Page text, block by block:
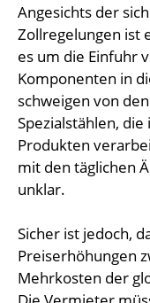
Angesichts der
Zollregelungen ist
es um die Einfuhr
Komponenten in
schweigen von
Spezialstählen,
Produkten
mit den täglichen
unklar.
Sicher ist jedoch,
Preiserhöhungen
Mehrkosten der